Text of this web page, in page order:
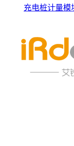
充电桩计量模